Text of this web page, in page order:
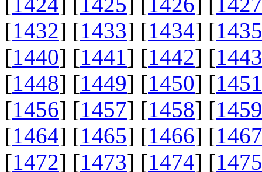
[1432] [1433] [1434] [1435
[1440] [1441] [1442] [1443
[1448] [1449] [1450] [1451
[1456] [1457] [1458] [1459
[1464] [1465] [1466] [1467
[1472] [1473] [1474] [1475